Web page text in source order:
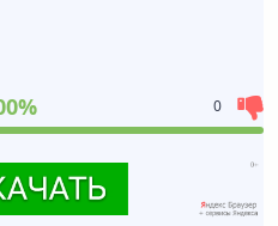
0